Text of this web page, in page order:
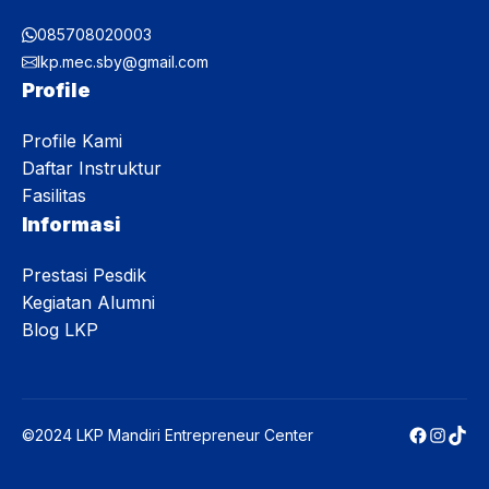
085708020003
lkp.mec.sby@gmail.com
Profile
Profile Kami
Daftar Instruktur
Fasilitas
Informasi
Prestasi Pesdik
Kegiatan Alumni
Blog LKP
©2024 LKP Mandiri Entrepreneur Center